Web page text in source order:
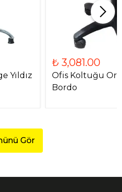
Yıldız
₺ 3,081.00
Ofis Koltuğu
Bordo
Gör